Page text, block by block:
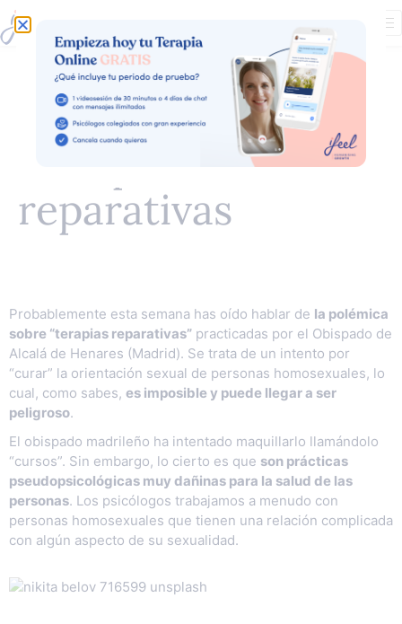
5 motivos para
condenar las
“terapias”
reparativas
Probablemente esta semana has oído hablar de la polémica
sobre “terapias reparativas” practicadas por el Obispado de
Alcalá de Henares (Madrid). Se trata de un intento por
“curar” la orientación sexual de personas homosexuales, lo
cual, como sabes, es imposible y puede llegar a ser
peligroso.
El obispado madrileño ha intentado maquillarlo llamándolo
“cursos”. Sin embargo, lo cierto es que son prácticas
pseudopsicológicas muy dañinas para la salud de las
personas. Los psicólogos trabajamos a menudo con
personas homosexuales que tienen una relación complicada
con algún aspecto de su sexualidad.